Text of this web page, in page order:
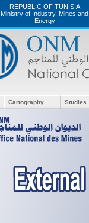
REPUBLIC OF TUNISIA
Ministry of Industry, Mines and
Energy
Cartography Studies